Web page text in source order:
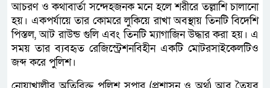
আচরণ ও কথাবার্তা সন্দেহজনক মনে হলে শরীরে তল্লাশি চালানো
হয়। একপর্যায়ে তার কোমরে লুকিয়ে রাখা অবস্থায় তিনটি বিদেশি
পিস্তল, আট রাউন্ড গুলি এবং তিনটি ম্যাগাজিন উদ্ধার করা হয়। এ
সময় তার ব্যবহৃত রেজিস্ট্রেশনবিহীন একটি মোটরসাইকেলটিও
জব্দ করে পুলিশ।